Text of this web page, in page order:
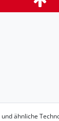
ähnliche